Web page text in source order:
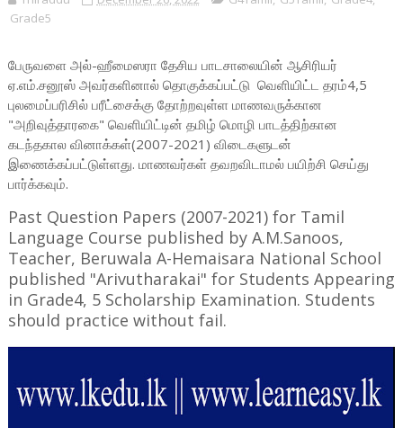
Grade5
பேருவளை அல்-ஹீமைஸரா தேசிய பாடசாலையின் ஆசிரியர்
ஏ.எம்.சனூஸ் அவர்களினால் தொகுக்கப்பட்டு வெளியிட்ட தரம்4,5
புலமைப்பரிசில் பரீட்சைக்கு தோற்றவுள்ள மாணவருக்கான
"அறிவுத்தாரகை" வெளியிட்டின் தமிழ் மொழி பாடத்திற்கான
கடந்தகால வினாக்கள்(2007-2021) விடைகளுடன்
இணைக்கப்பட்டுள்ளது. மாணவர்கள் தவறவிடாமல் பயிற்சி செய்து
பார்க்கவும்.
Past Question Papers (2007-2021) for Tamil
Language Course published by A.M.Sanoos,
Teacher, Beruwala A-Hemaisara National School
published "Arivutharakai" for Students Appearing
in Grade4, 5 Scholarship Examination. Students
should practice without fail.